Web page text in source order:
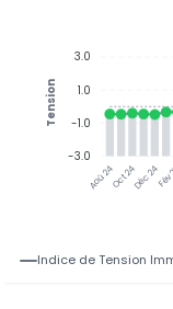
Aoû 24Oct 24Déc 24
3.0
1.0
-1.0
-3.0
Tension
Indice de Tension